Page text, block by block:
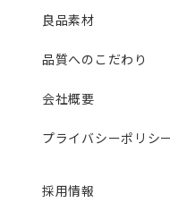
良品素材
品質へのこだわり
会社概要
プライバシーポリシ
採用情報